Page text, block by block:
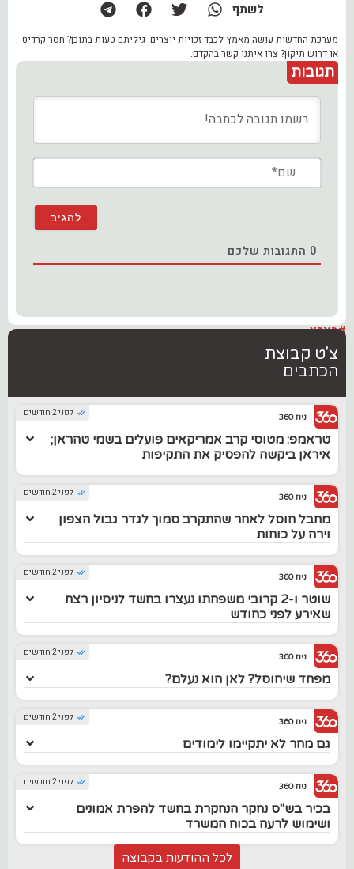
לשתף
מערכת החדשות עושה מאמץ לכבד זכויות יוצרים. גיליתם טעות בתוכן? חסר קרדיט
או דרוש תיקון? צרו איתנו קשר בהקדם.
תגובות
0 התגובות שלכם
#בארץ
צ'ט קבוצת
הכתבים
לפני 2 חודשים ניוז 360
טראמפ: מטוסי קרב אמריקאים פועלים בשמי טהראן;
איראן ביקשה להפסיק את התקיפות
לפני 2 חודשים ניוז 360
מחבל חוסל לאחר שהתקרב סמוך לגדר גבול הצפון
וירה על כוחות
לפני 2 חודשים ניוז 360
שוטר ו-2 קרובי משפחתו נעצרו בחשד לניסיון רצח
שאירע לפני כחודש
לפני 2 חודשים ניוז 360
מפחד שיחוסל? לאן הוא נעלם?
לפני 2 חודשים ניוז 360
גם מחר לא יתקיימו לימודים
לפני 2 חודשים ניוז 360
בכיר בש"ס נחקר הנחקרת בחשד להפרת אמונים
ושימוש לרעה בכוח המשרד
לכל ההודעות בקבוצה